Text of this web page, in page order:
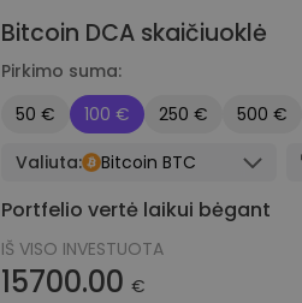
Bitcoin DCA skaičiuoklė
Pirkimo suma:
50 €
100 € 250 € 500 €
Valiuta:
Bitcoin BTC
Portfelio vertė laikui bėgant
IŠ VISO INVESTUOTA
15700.00 €